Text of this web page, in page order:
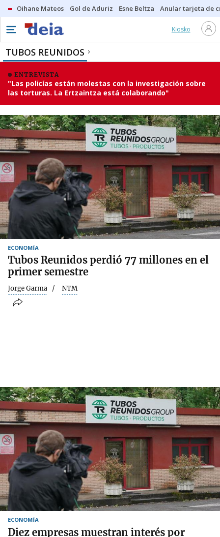
Oihane Mateos Gol de Aduriz Esne Beltza Anular tarjeta de
Kiosko
TUBOS REUNIDOS
ENTREVISTA
"Las policías están molestas con la investigación sobre
las torturas. La Ertzaintza está colaborando"
ECONOMÍA
Tubos Reunidos perdió 77 millones en el
primer semestre
Jorge Garma NTM
ECONOMÍA
Diez empresas muestran interés por